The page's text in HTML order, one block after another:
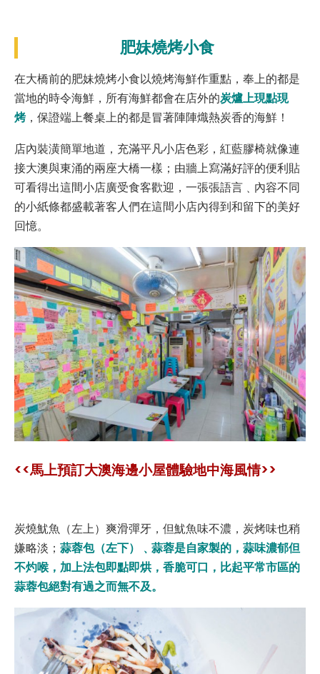
肥妹燒烤小食
在大橋前的肥妹燒烤小食以燒烤海鮮作重點，奉上的都是
當地的時令海鮮，所有海鮮都會在店外的炭爐上現點現
烤，保證端上餐桌上的都是冒著陣陣熾熱炭香的海鮮！
店內裝潢簡單地道，充滿平凡小店色彩，紅藍膠椅就像連
接大澳與東涌的兩座大橋一樣；由牆上寫滿好評的便利貼
可看得出這間小店廣受食客歡迎，一張張語言﹑內容不同
的小紙條都盛載著客人們在這間小店內得到和留下的美好
回憶。
<<馬上預訂大澳海邊小屋體驗地中海風情>>
炭燒魷魚（左上）爽滑彈牙，但魷魚味不濃，炭烤味也稍
嫌略淡； 蒜蓉包（左下）﹑蒜蓉是自家製的，蒜味濃郁但
不灼喉，加上法包即點即烘，香脆可口，比起平常市區的
蒜蓉包絕對有過之而無不及。